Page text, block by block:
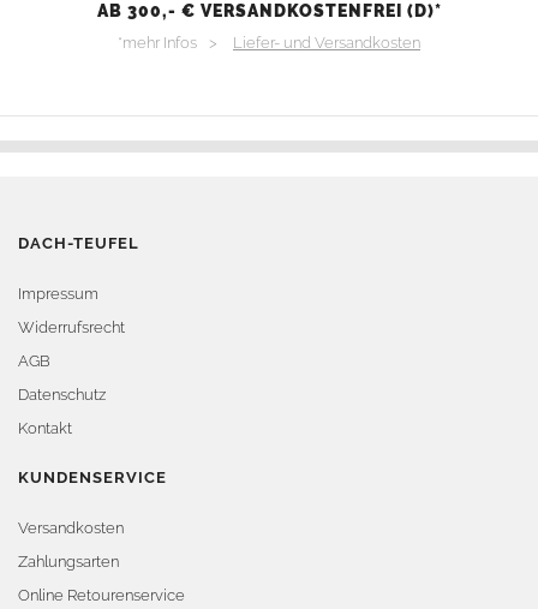
AB 300,- € VERSANDKOSTENFREI (D)*
*mehr Infos > Liefer- und Versandkosten
DACH-TEUFEL
Impressum
Widerrufsrecht
AGB
Datenschutz
Kontakt
KUNDENSERVICE
Versandkosten
Zahlungsarten
Online Retourenservice